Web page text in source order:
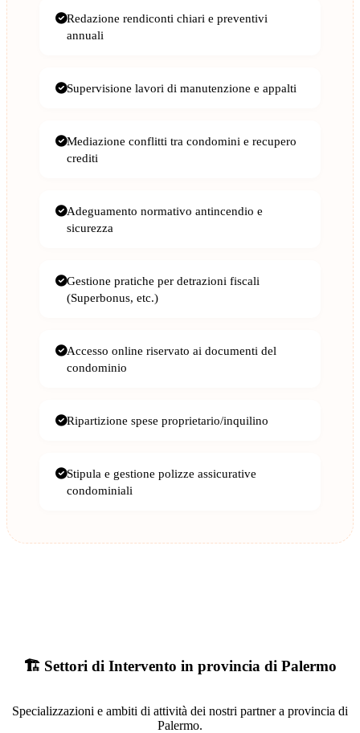
Redazione rendiconti chiari e preventivi
annuali
Supervisione lavori di manutenzione e appalti
Mediazione conflitti tra condomini e recupero
crediti
Adeguamento normativo antincendio e
sicurezza
Gestione pratiche per detrazioni fiscali
(Superbonus, etc.)
Accesso online riservato ai documenti del
condominio
Ripartizione spese proprietario/inquilino
Stipula e gestione polizze assicurative
condominiali
🏗️ Settori di Intervento in provincia di Palermo
Specializzazioni e ambiti di attività dei nostri partner a provincia di
Palermo.